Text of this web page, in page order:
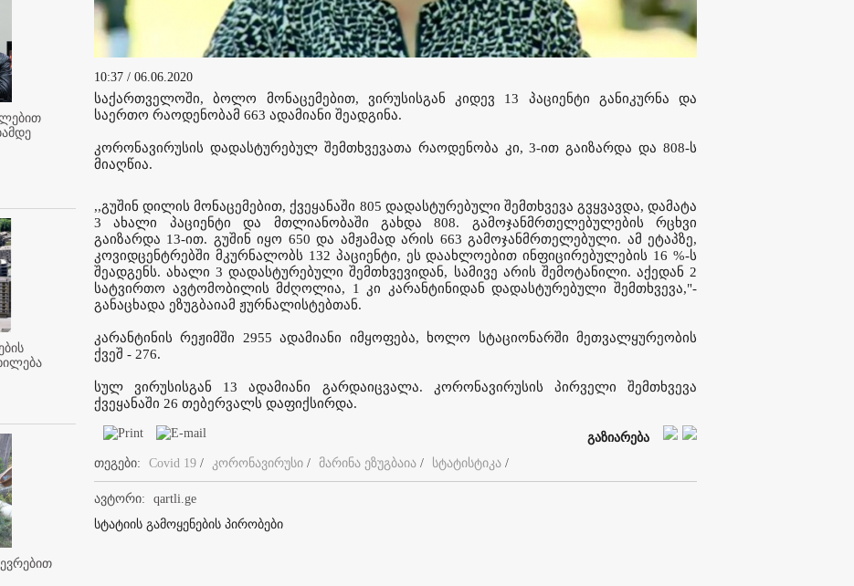
10:37 / 06.06.2020
საქართველოში, ბოლო მონაცემებით, ვირუსისგან კიდევ 13 პაციენტი განიკურნა და
საერთო რაოდენობამ 663 ადამიანი შეადგინა.
კორონავირუსის დადასტურებულ შემთხვევათა რაოდენობა კი, 3-ით გაიზარდა და 808-ს
მიაღწია.
,,გუშინ დილის მონაცემებით, ქვეყანაში 805 დადასტურებული შემთხვევა გვყვავდა, დამატა
3 ახალი პაციენტი და მთლიანობაში გახდა 808. გამოჯანმრთელებულების რცხვი
გაიზარდა 13-ით. გუშინ იყო 650 და ამჟამად არის 663 გამოჯანმრთელებული. ამ ეტაპზე,
კოვიდცენტრებში მკურნალობს 132 პაციენტი, ეს დაახლოებით ინფიცირებულების 16 %-ს
შეადგენს. ახალი 3 დადასტურებული შემთხვევიდან, სამივე არის შემოტანილი. აქედან 2
სატვირთო ავტომობილის მძღოლია, 1 კი კარანტინიდან დადასტურებული შემთხვევა,"-
განაცხადა ეზუგბაიამ ჟურნალისტებთან.
კარანტინის რეჟიმში 2955 ადამიანი იმყოფება, ხოლო სტაციონარში მეთვალყურეობის
ქვეშ - 276.
სულ ვირუსისგან 13 ადამიანი გარდაიცვალა. კორონავირუსის პირველი შემთხვევა
ქვეყანაში 26 თებერვალს დაფიქსირდა.
გაზიარება
თეგები:
Covid 19 / კორონავირუსი / მარინა ეზუგბაია / სტატისტიკა /
ავტორი:
qartli.ge
სტატიის გამოყენების პირობები